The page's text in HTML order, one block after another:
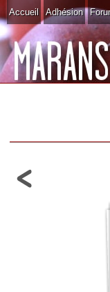
Accueil Adhésion